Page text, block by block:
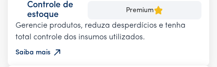
Controle de
estoque
Premium
Gerencie produtos, reduza desperdícios e tenha
total controle dos insumos utilizados.
Saiba mais